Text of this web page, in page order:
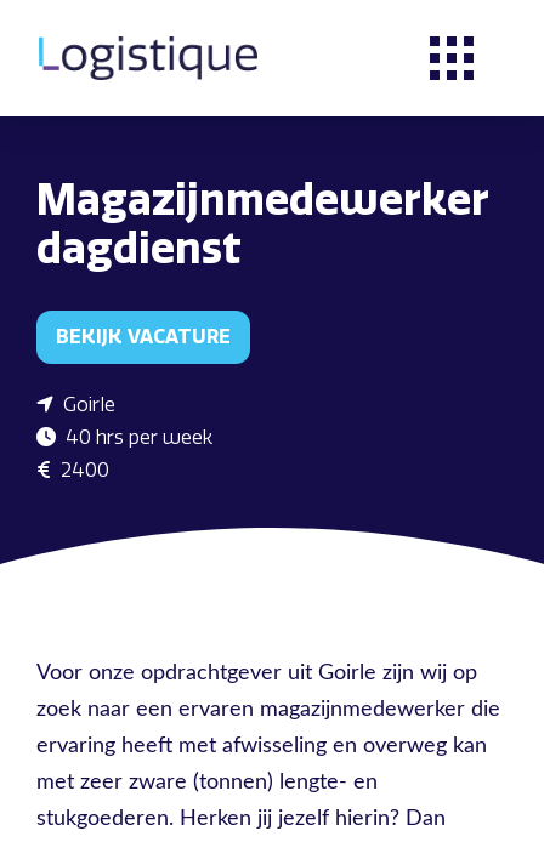
Magazijnmedewerker
dagdienst
BEKIJK VACATURE
Goirle
40 hrs per week
2400
Voor onze opdrachtgever uit Goirle zijn wij op
zoek naar een ervaren magazijnmedewerker die
ervaring heeft met afwisseling en overweg kan
met zeer zware (tonnen) lengte- en
stukgoederen. Herken jij jezelf hierin? Dan